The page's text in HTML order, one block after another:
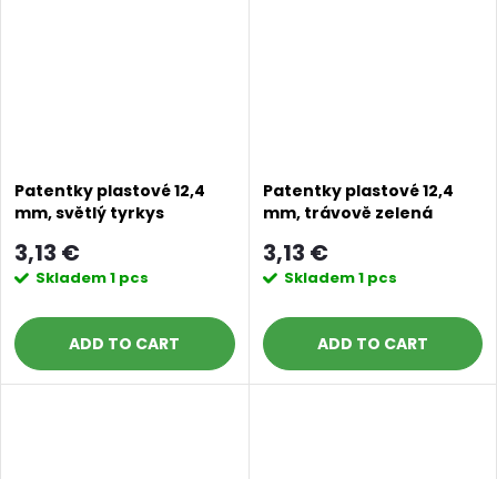
Patentky plastové 12,4
mm, světlý tyrkys
3,13 €
Skladem1 pcs
ADD TO CART
Patentky plastové 12,4
mm, trávově zelená
3,13 €
Skladem1 pcs
ADD TO CART